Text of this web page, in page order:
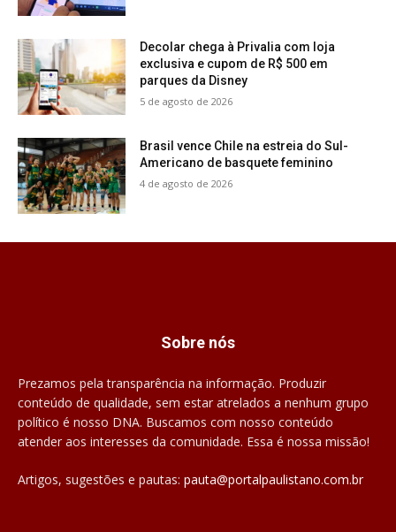
Decolar chega à Privalia com loja
exclusiva e cupom de R$ 500 em
parques da Disney
5 de agosto de 2026
Brasil vence Chile na estreia do Sul-
Americano de basquete feminino
4 de agosto de 2026
Sobre nós
Prezamos pela transparência na informação. Produzir
conteúdo de qualidade, sem estar atrelados a nenhum grupo
político é nosso DNA. Buscamos com nosso conteúdo
atender aos interesses da comunidade. Essa é nossa missão!
Artigos, sugestões e pautas: pauta@portalpaulistano.com.br